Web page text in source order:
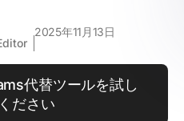
2025年11月13日
代替ツールを試し
ださい